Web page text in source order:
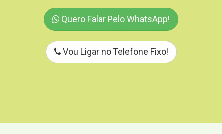
Quero Falar Pelo WhatsApp!
Vou Ligar no Telefone Fixo!